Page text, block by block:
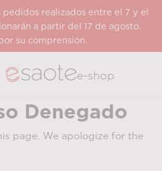
pedidos realizados entre el 7 y el
a partir del 17 de agosto.
su comprensión.
e-shop
Denegado
page. We apologize for the